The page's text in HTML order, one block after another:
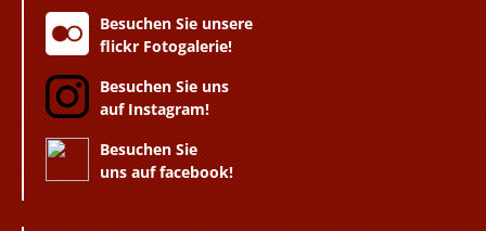
Besuchen Sie unsere
flickr Fotogalerie!
Besuchen Sie uns
auf Instagram!
Besuchen Sie
uns auf facebook!